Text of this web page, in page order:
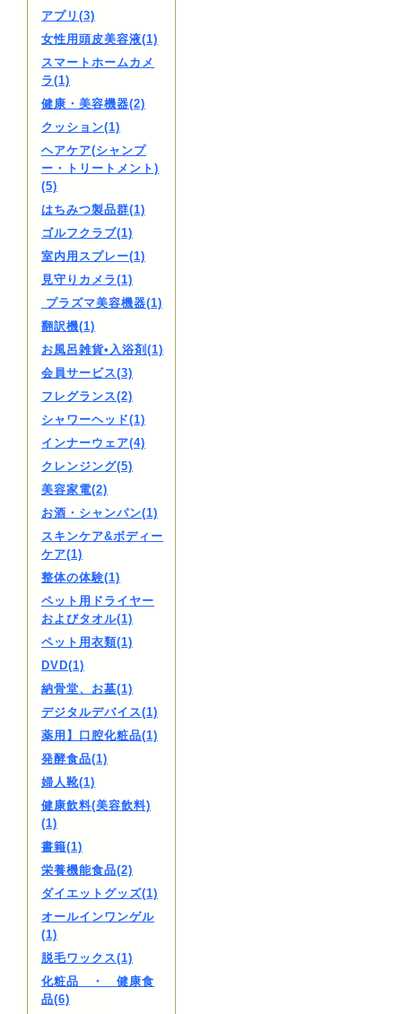
アプリ(3)
女性用頭皮美容液(1)
スマートホームカメ
ラ(1)
健康・美容機器(2)
クッション(1)
ヘアケア(シャンプ
ー・トリートメント)
(5)
はちみつ製品群(1)
ゴルフクラブ(1)
室内用スプレー(1)
見守りカメラ(1)
プラズマ美容機器(1)
翻訳機(1)
お風呂雑貨•入浴剤(1)
会員サービス(3)
フレグランス(2)
シャワーヘッド(1)
インナーウェア(4)
クレンジング(5)
美容家電(2)
お酒・シャンパン(1)
スキンケア&ボディー
ケア(1)
整体の体験(1)
ペット用ドライヤー
およびタオル(1)
ペット用衣類(1)
DVD(1)
納骨堂、お墓(1)
デジタルデバイス(1)
薬用】口腔化粧品(1)
発酵食品(1)
婦人靴(1)
健康飲料(美容飲料)
(1)
書籍(1)
栄養機能食品(2)
ダイエットグッズ(1)
オールインワンゲル
(1)
脱毛ワックス(1)
化粧品 ・ 健康食
品(6)